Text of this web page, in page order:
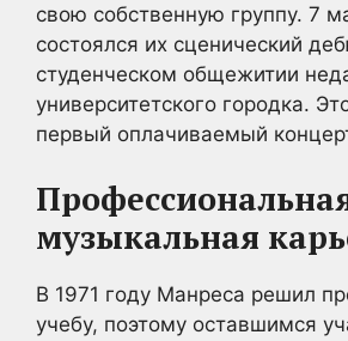
свою собственную группу. 7
состоялся их сценический
студенческом общежитии
университетского городка.
первый оплачиваемый
музыкальная
В 1971 году Манреса решил
учебу, поэтому оставшимся